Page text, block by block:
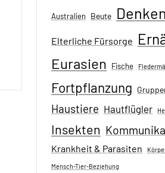
Australien Beute
Elterliche Fürsorge
Eurasien Fische
Fortpflanzung
Haustiere Hautflügler
Insekten
Krankheit & Parasiten
Mensch-Tier-Beziehung